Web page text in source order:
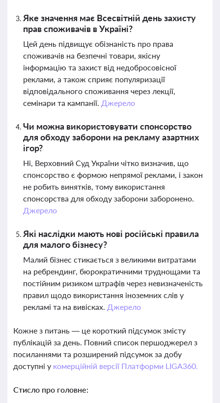
Яке значення має Всесвітній день захисту
прав споживачів в Україні?
Цей день підвищує обізнаність про права
споживачів на безпечні товари, якісну
інформацію та захист від недобросовісної
реклами, а також сприяє популяризації
відповідального споживання через лекції,
семінари та кампанії. Джерело
Чи можна використовувати спонсорство
для обходу заборони на рекламу азартних
ігор?
Ні, Верховний Суд України чітко визначив, що
спонсорство є формою непрямої реклами, і закон
не робить винятків, тому використання
спонсорства для обходу заборони заборонено.
Джерело
Які наслідки мають нові російські правила
для малого бізнесу?
Малий бізнес стикається з великими витратами
на ребрендинг, бюрократичними труднощами та
постійним ризиком штрафів через невизначеність
правил щодо використання іноземних слів у
рекламі та на вивісках. Джерело
Кожне з питань — це короткий підсумок змісту
публікацій за день. Повний список першоджерел з
посиланнями та розширений підсумок за добу
доступні у комерційній версії Платформи LIGA360.
Стисло про головне: